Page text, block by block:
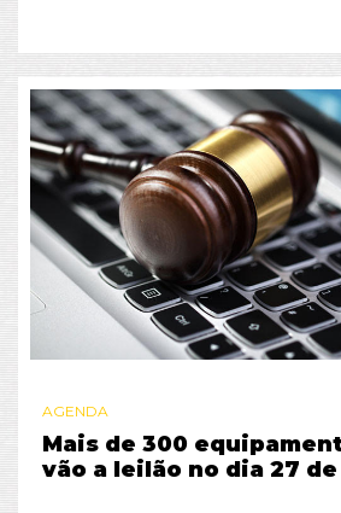
AGENDA
Mais de 300
vão a leilão no dia 27